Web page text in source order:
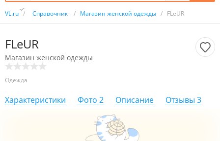
VL.ru / Справочник / Магазин женской одежды / FLeUR
FLeUR
Магазин женской одежды
Одежда
Характеристики Фото 2 Описание Отзывы 3